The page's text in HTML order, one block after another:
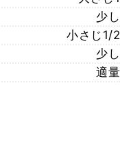
少し
小さじ1/2
少し
適量